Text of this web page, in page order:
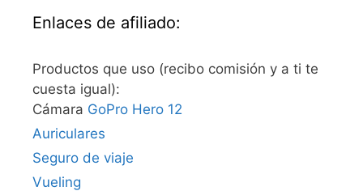
Enlaces de afiliado:
Productos que uso (recibo comisión y a ti te
cuesta igual):
Cámara GoPro Hero 12
Auriculares
Seguro de viaje
Vueling